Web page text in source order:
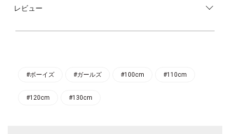
ストが目を惹きます！
【スタイリング/シーン】
レビュー
#ボーイズ #ガールズ #100cm #110cm
#120cm #130cm